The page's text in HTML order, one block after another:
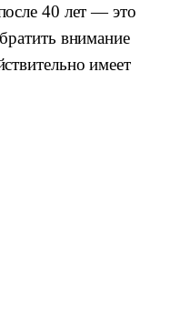
40 лет — это
внимание
имеет